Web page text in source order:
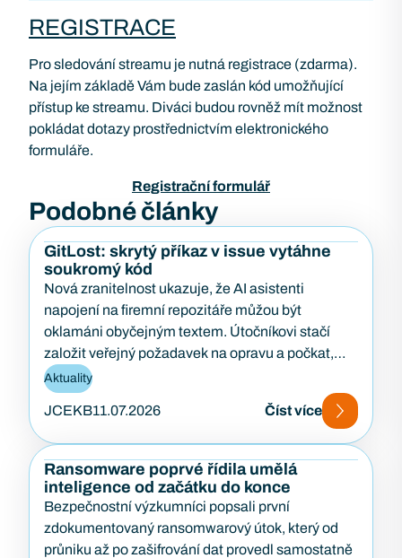
REGISTRACE
Pro sledování streamu je nutná registrace (zdarma).
Na jejím základě Vám bude zaslán kód umožňující
přístup ke streamu. Diváci budou rovněž mít možnost
pokládat dotazy prostřednictvím elektronického
formuláře.
Registrační formulář
Podobné články
GitLost: skrytý příkaz v issue vytáhne
soukromý kód
Nová zranitelnost ukazuje, že AI asistenti
napojení na firemní repozitáře můžou být
oklamáni obyčejným textem. Útočníkovi stačí
založit veřejný požadavek na opravu a počkat,
až…
Aktuality
JCEKB11.07.2026 Číst více
Ransomware poprvé řídila umělá
inteligence od začátku do konce
Bezpečnostní výzkumníci popsali první
zdokumentovaný ransomwarový útok, který od
průniku až po zašifrování dat provedl samostatně